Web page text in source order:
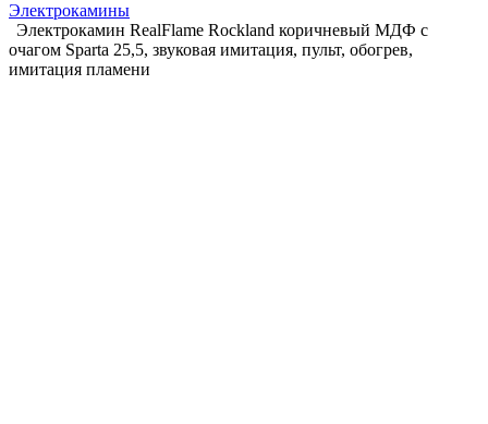
Электрокамины
Электрокамин RealFlame Rockland коричневый МДФ с
очагом Sparta 25,5, звуковая имитация, пульт, обогрев,
имитация пламени